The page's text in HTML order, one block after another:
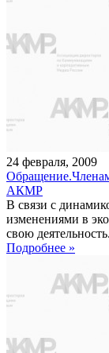
24 февраля, 2009
АКМР
В связи с
изменениями в
свою
Подробнее »